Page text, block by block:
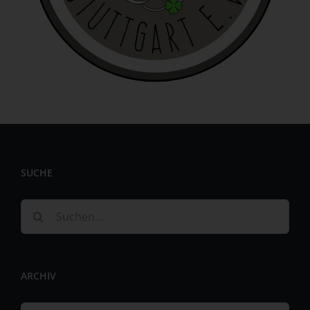
SUCHE
nach:
ARCHIV
identifizierbar wird eine natürliche Person angesehen, die
direkt oder indirekt, insbesondere mittels Zuordnung zu
einer Kennung wie einem Namen, zu einer Kennnummer,
zu Standortdaten, zu einer Online-Kennung oder zu
einem oder mehreren besonderen Merkmalen, die
Ausdruck der physischen, physiologischen, genetischen,
werden kann.
Betroffene Person ist jede identifizierte oder
personenbezogene Daten von dem für die Verarbeitung
Verfahren ausgeführte Vorgang oder jede solche